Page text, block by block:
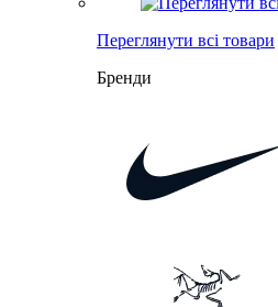
Переглянути всі товари
Бренди